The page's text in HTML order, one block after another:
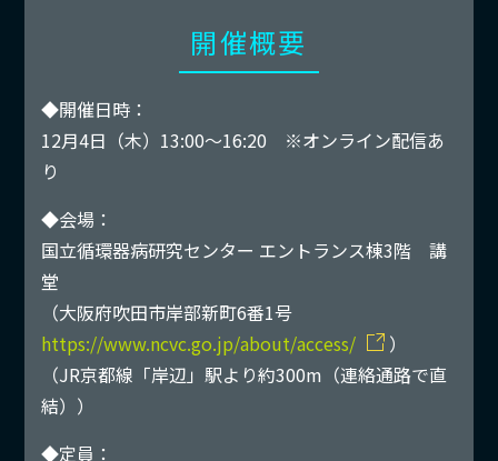
開催概要
◆開催日時：
12月4日（木）13:00～16:20 ※オンライン配信あ
り
◆会場：
国立循環器病研究センター エントランス棟3階 講
堂
（大阪府吹田市岸部新町6番1号
https://www.ncvc.go.jp/about/access/
）
（JR京都線「岸辺」駅より約300m（連絡通路で直
結））
◆定員：